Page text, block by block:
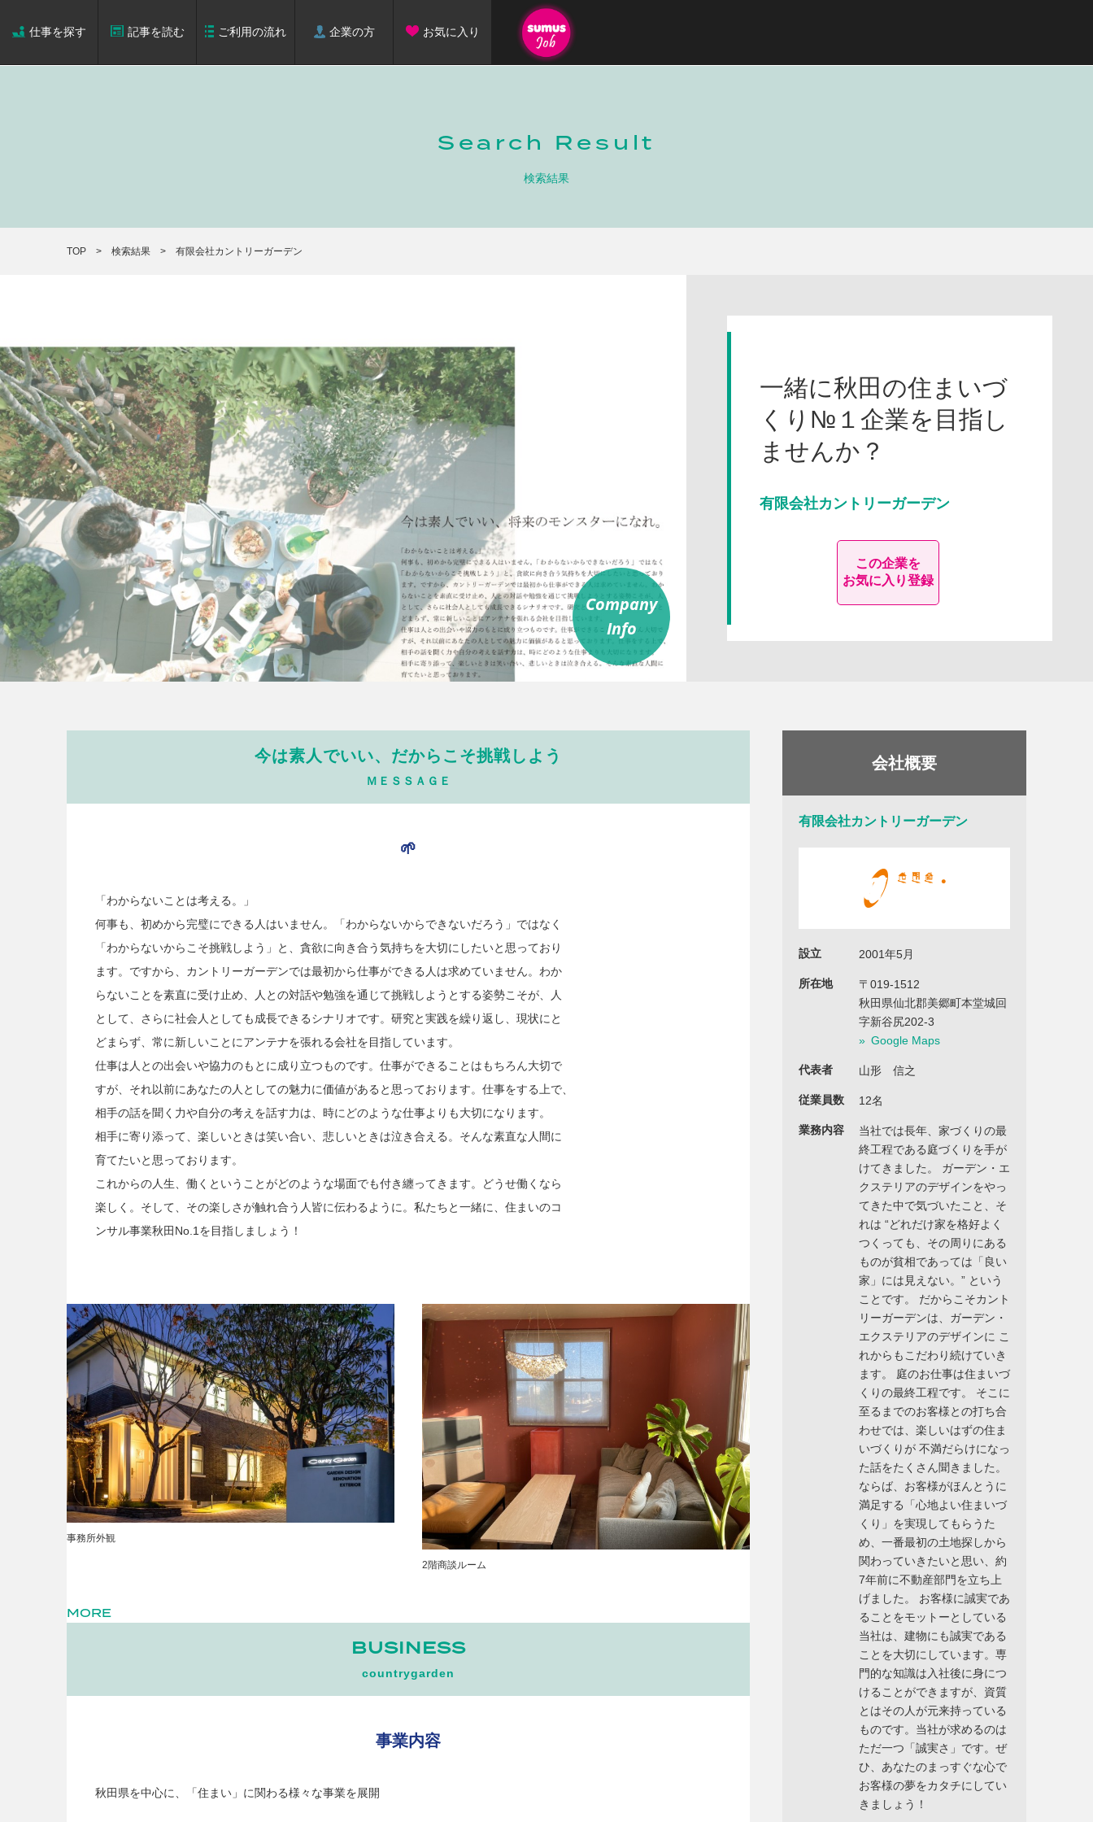
仕事を探す 記事を読む ご利用の流れ 企業の方 お気に入り
Search Result
検索結果
TOP 検索結果 有限会社カントリーガーデン
Company
Info
一緒に秋田の住まいづ
くり№１企業を目指し
ませんか？
有限会社カントリーガーデン
この企業を
お気に入り登録
今は素人でいい、だからこそ挑戦しよう
ＭＥＳＳＡＧＥ
🌱
「わからないことは考える。」
何事も、初めから完璧にできる人はいません。「わからないからできないだろう」ではなく
「わからないからこそ挑戦しよう」と、貪欲に向き合う気持ちを大切にしたいと思っており
ます。ですから、カントリーガーデンでは最初から仕事ができる人は求めていません。わか
らないことを素直に受け止め、人との対話や勉強を通じて挑戦しようとする姿勢こそが、人
として、さらに社会人としても成長できるシナリオです。研究と実践を繰り返し、現状にと
どまらず、常に新しいことにアンテナを張れる会社を目指しています。
仕事は人との出会いや協力のもとに成り立つものです。仕事ができることはもちろん大切で
すが、それ以前にあなたの人としての魅力に価値があると思っております。仕事をする上で、
相手の話を聞く力や自分の考えを話す力は、時にどのような仕事よりも大切になります。
相手に寄り添って、楽しいときは笑い合い、悲しいときは泣き合える。そんな素直な人間に
育てたいと思っております。
これからの人生、働くということがどのような場面でも付き纏ってきます。どうせ働くなら
楽しく。そして、その楽しさが触れ合う人皆に伝わるように。私たちと一緒に、住まいのコ
ンサル事業秋田No.1を目指しましょう！
事務所外観
2階商談ルーム
MORE
BUSINESS
countrygarden
事業内容
秋田県を中心に、「住まい」に関わる様々な事業を展開
会社概要
有限会社カントリーガーデン
設立 2001年5月
所在地
〒019-1512
秋田県仙北郡美郷町本堂城回
字新谷尻202-3
Google Maps
代表者 山形 信之
従業員数 12名
業務内容
当社では長年、家づくりの最
終工程である庭づくりを手が
けてきました。 ガーデン・エ
クステリアのデザインをやっ
てきた中で気づいたこと、そ
れは “どれだけ家を格好よく
つくっても、その周りにある
ものが貧相であっては「良い
家」には見えない。” という
ことです。 だからこそカント
リーガーデンは、ガーデン・
エクステリアのデザインに こ
れからもこだわり続けていき
ます。 庭のお仕事は住まいづ
くりの最終工程です。 そこに
至るまでのお客様との打ち合
わせでは、楽しいはずの住ま
いづくりが 不満だらけになっ
た話をたくさん聞きました。
ならば、お客様がほんとうに
満足する「心地よい住まいづ
くり」を実現してもらうた
め、一番最初の土地探しから
関わっていきたいと思い、約
7年前に不動産部門を立ち上
げました。 お客様に誠実であ
ることをモットーとしている
当社は、建物にも誠実である
ことを大切にしています。専
門的な知識は入社後に身につ
けることができますが、資質
とはその人が元来持っている
ものです。当社が求めるのは
ただ一つ「誠実さ」です。ぜ
ひ、あなたのまっすぐな心で
お客様の夢をカタチにしてい
きましょう！